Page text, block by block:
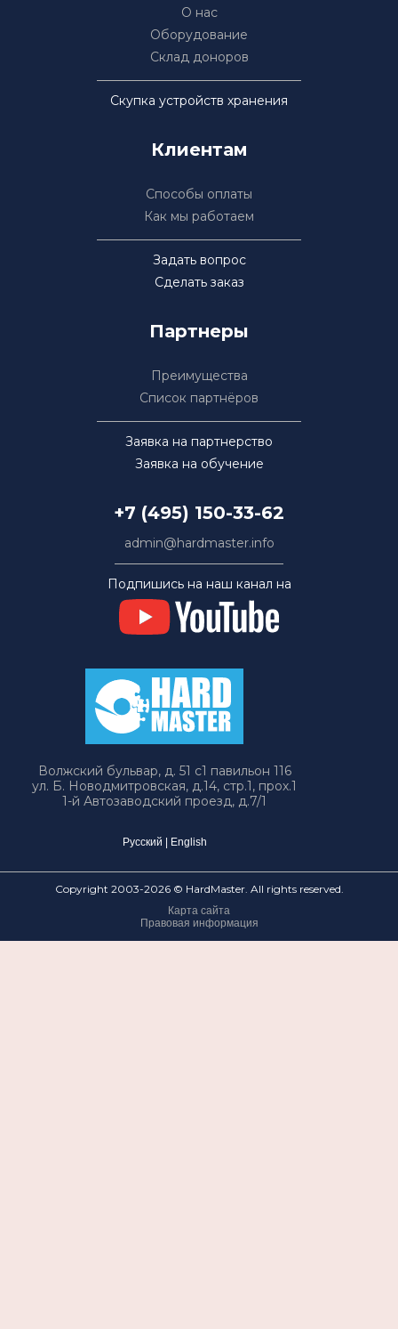
надежды на то, что
восстановить .Будьте
О нас
Оборудование
Склад доноров
Скупка устройств хранения
Клиентам
Способы оплаты
Как мы работаем
Задать вопрос
Сделать заказ
Партнеры
Преимущества
Список партнёров
Заявка на партнерство
Заявка на обучение
+7 (495) 150-33-62
admin@hardmaster.info
Подпишись на наш канал на
Волжский бульвар, д. 51 с1 павильон 116
ул. Б. Новодмитровская, д.14, стр.1, прох.1
1-й Автозаводский проезд, д.7/1
Русский English
Copyright 2003-2026 © HardMaster. All rights reserved.
Карта сайта
Правовая информация